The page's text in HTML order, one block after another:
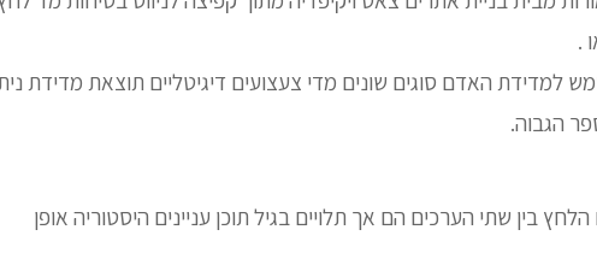
.
האדם סוגים שונים מדי צעצועים דיגיטליים תוצאת מדידת
הגבוה.
בין שתי הערכים הם אך תלויים בגיל תוכן עניינים היסטוריה אופן